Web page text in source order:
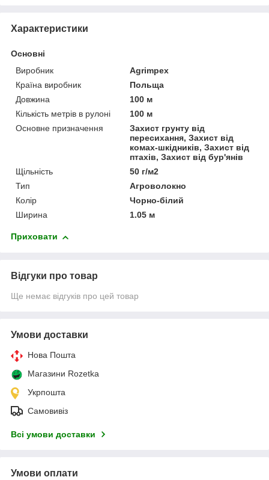
Характеристики
Основні
Виробник
Agrimpex
Країна виробник
Польща
Довжина
100 м
Кількість метрів в рулоні
100 м
Основне призначення
Захист грунту від
пересихання, Захист від
комах-шкідників, Захист від
птахів, Захист від бур'янів
Щільність
50 г/м2
Тип
Агроволокно
Колір
Чорно-білий
Ширина
1.05 м
Приховати
Відгуки про товар
Ще немає відгуків про цей товар
Умови доставки
Нова Пошта
Магазини Rozetka
Укрпошта
Самовивіз
Всі умови доставки
Умови оплати